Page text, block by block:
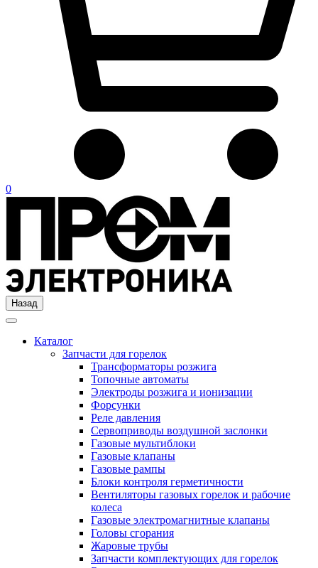
0
Назад
Каталог
Запчасти для горелок
Трансформаторы розжига
Топочные автоматы
Электроды розжига и ионизации
Форсунки
Реле давления
Сервоприводы воздушной заслонки
Газовые мультиблоки
Газовые клапаны
Газовые рампы
Блоки контроля герметичности
Вентиляторы газовых горелок и рабочие
колеса
Газовые электромагнитные клапаны
Головы сгорания
Жаровые трубы
Запчасти комплектующих для горелок